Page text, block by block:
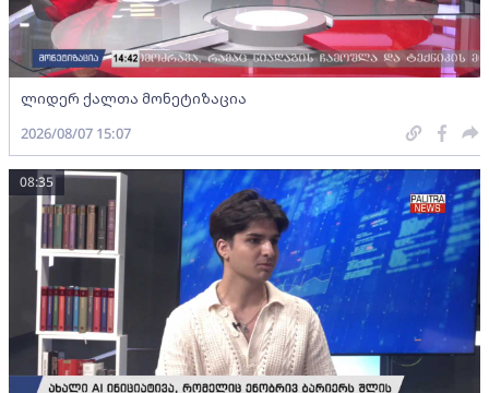
ლიდერ ქალთა მონეტიზაცია
2026/08/07 15:07
08:35